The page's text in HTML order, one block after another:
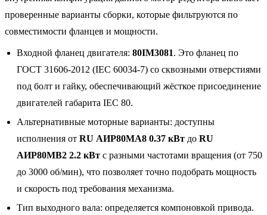
проверенные варианты сборки, которые фильтруются по
совместимости фланцев и мощности.
Входной фланец двигателя: 80IM3081. Это фланец по
ГОСТ 31606-2012 (IEC 60034-7) со сквозными отверстиями
под болт и гайку, обеспечивающий жёсткое присоединение
двигателей габарита IEC 80.
Альтернативные моторные варианты: доступны
исполнения от RU АИР80MA8 0.37 кВт до RU
АИР80MB2 2.2 кВт с разными частотами вращения (от 750
до 3000 об/мин), что позволяет точно подобрать мощность
и скорость под требования механизма.
Тип выходного вала: определяется компоновкой привода.